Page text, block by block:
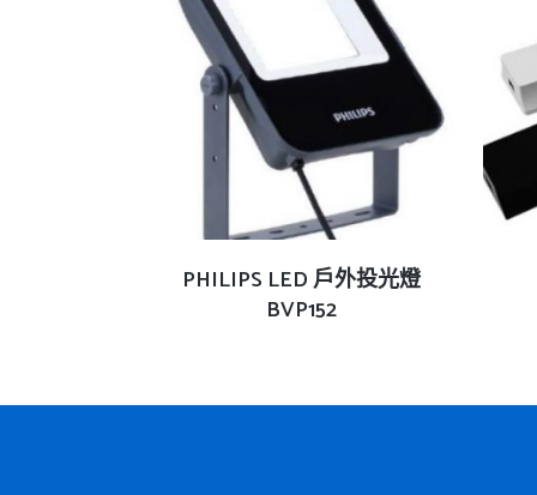
查看內容
PHILIPS LED 戶外投光燈
BVP152